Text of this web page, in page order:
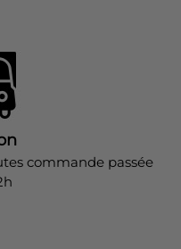
commande passée